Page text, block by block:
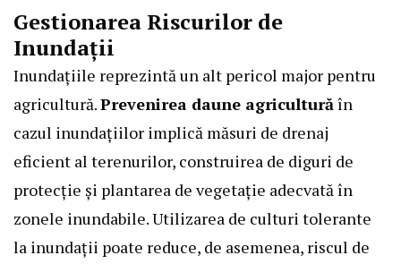
Gestionarea Riscurilor de
Inundații
Inundațiile reprezintă un alt pericol major pentru
agricultură.Prevenirea daune agriculturăîn
cazul inundațiilor implică măsuri de drenaj
eficient al terenurilor, construirea de diguri de
protecție și plantarea de vegetație adecvată în
zonele inundabile. Utilizarea de culturi tolerante
la inundații poate reduce, de asemenea, riscul de